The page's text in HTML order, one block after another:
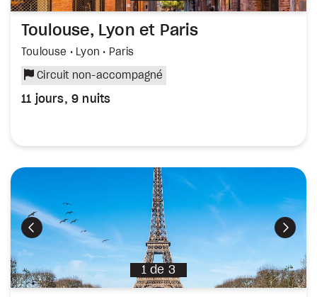
Toulouse, Lyon et Paris
Toulouse • Lyon • Paris
Circuit non-accompagné
11 jours, 9 nuits
Précédent
1 de 3